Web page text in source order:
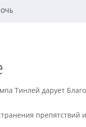
Тинлей дарует
препятствий